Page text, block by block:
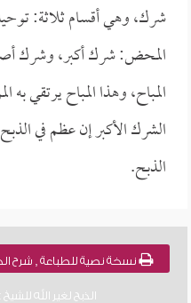
شرك، وهي أقسام ثلاثة:
المحض: شرك أكبر، وشرك
المباح، وهذا المباح يرتقي به
الشرك الأكبر إن عظم في
الذبح.
نسخة نصية للطباعة , شرح
الذبح لغير الله